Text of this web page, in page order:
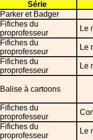
Série
Parker et Badger
Fifiches du
proprofesseur
Le
Fifiches du
proprofesseur
Le
Fifiches du
proprofesseur
Le
Balise à cartoons
Fifiches du
proprofesseur
Fifiches du
proprofesseur
Le